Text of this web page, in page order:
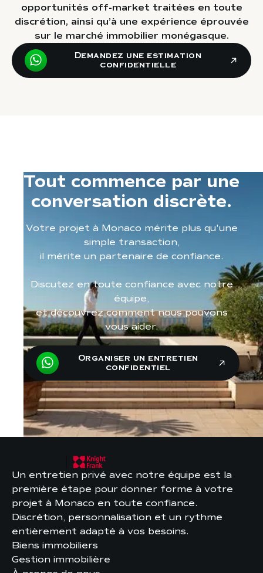
opportunités off-market traitées en toute
discrétion, ainsi qu’à une expérience éprouvée
sur le marché immobilier monégasque.
Demandez une estimation
confidentielle
Tout commence par une
conversation discrète.
Votre projet à Monaco mérite plus qu'une
simple transaction,
il mérite un partenaire de confiance.
Discutez en toute confiance avec notre
équipe,
et découvrez comment nous pouvons
vous aider.
Organiser un entretien
confidentiel
Un entretien privé avec notre équipe est la
première étape pour donner forme à votre
projet à Monaco en toute confiance.
Discrétion, personnalisation et un rythme
entièrement adapté à vos besoins.
Biens immobiliers
Gestion immobilière